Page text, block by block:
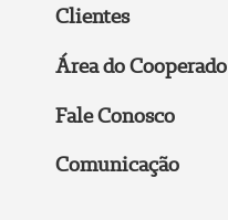
Clientes
Área do Cooperado
Fale Conosco
Comunicação